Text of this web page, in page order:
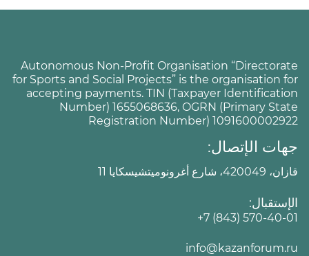
Autonomous Non-Profit Organisation “Directorate
for Sports and Social Projects” is the organisation for
accepting payments. TIN (Taxpayer Identification
Number) 1655068636, OGRN (Primary State
Registration Number) 1091600002922
جهات الإتصال:
قازان، 420049، شارع أغرونوميتشيسكايا 11
الإستقبال:
+7 (843) 570-40-01
info@kazanforum.ru